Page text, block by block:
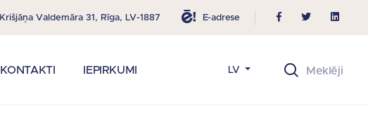
Krišjāņa Valdemāra 31, Rīga, LV-1887 E-adrese
KONTAKTI IEPIRKUMI LV